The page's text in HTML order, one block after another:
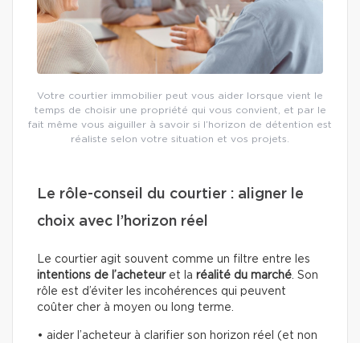
Votre courtier immobilier peut vous aider lorsque vient le
temps de choisir une propriété qui vous convient, et par le
fait même vous aiguiller à savoir si l’horizon de détention est
réaliste selon votre situation et vos projets.
Le rôle-conseil du courtier : aligner le
choix avec l’horizon réel
Le courtier agit souvent comme un filtre entre les
intentions de l’acheteuret la réalité du marché. Son
rôle est d’éviter les incohérences qui peuvent
coûter cher à moyen ou long terme.
• aider l’acheteur à clarifier son horizon réel (et non